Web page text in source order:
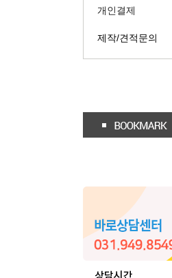
개인결제
제작/견적문의